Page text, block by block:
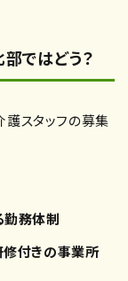
ではどう？
護スタッフの募集
勤務体制
修付きの事業所